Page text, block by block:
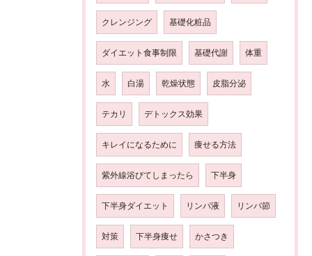
クレンジング 基礎化粧品
ダイエット食事制限 基礎代謝 体重
水 白湯 乾燥状態 皮脂分泌
テカリ デトックス効果
キレイになるために 痩せる方法
紫外線浴びてしまったら 下半身
下半身ダイエット リンパ液 リンパ節
対策 下半身痩せ かさつき